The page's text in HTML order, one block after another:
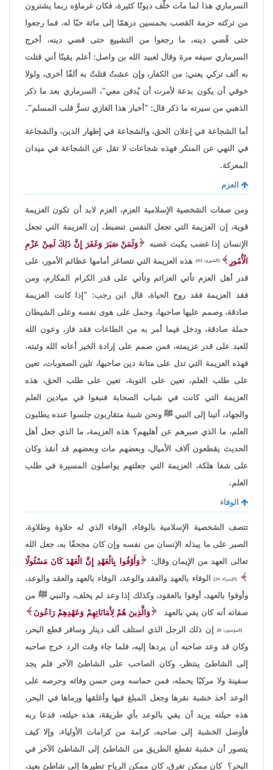
السرماري هذا لما مات خلّف ديونًا كثيرة، فكان غرماؤه ربما يشترون
من تركته حزمة القصب بخمسين درهمًا إلى مائة حبًا له، فما رجعوا
حتى قُضي دينه، ما رجعوا من التشييع حتى قضي دينه، أخرج
السرماري سيفه مرة وقال لعبيد الله بن واصل: أعلم يقينًا أني قتلت
به ألف تركي يعني: من الكفار، وإن عشتُ قتلتُ به ألفًا أخرى، ولولا
خوفي أن يكون بدعة لأمرت أن يُدفن معي"، السرماري بعد ما ذكر
الذهبي من سيرته ما ذكر قال: "أخبار هذا الغازي تسرُّ قلب المسلم".
أما الشجاعة في إعلان الحق، والشجاعة في إظهار الدين، والشجاعة
في النهي عن المنكر فهذه شجاعات لا تقل عن الشجاعة في ميدان
المعركة.
العزم
ومن صفات الشخصية الإسلامية العزم، العزم لابد أن تكون العزيمة
قوية، إن العزيمة التي تجعل النفس تنضبط، إن العزيمة التي تجعل
الإنسان إذا غضب يكبت غضبه
وَلَمَنْ صَبَرَ وَغَفَرَ إِنَّ ذَلِكَ لَمِنْ عَزْمِ
الْأُمُورِ
[الشورى: 43]،
هذه العزيمة التي تتصاغر أمامها عظائم الأمور، على
قدر أهل العزم تأتي العزائم وتأتي على قدر الكرام المكارم، ومن
فقد العزيمة فقد روح الحياة، قال ابن رجب: "إذا كانت العزيمة
صادقة، وصمم عليها صاحبها، وحمل على هوى نفسه وعلى الشيطان
حملة صادقة، ودخل فيما أمر به من الطاعات فقد فاز، وعون الله
للعبد على قدر عزيمته، فمن صمم على إرادة الخير أعانه الله وثبته،
فهذه العزيمة التي تدل على متانة دين صاحبها، تلين الصعوبات، تعين
على طلب العلم، تعين على التوبة، تعين على طلب الحق، هذه
العزيمة التي كانت في شباب الصحابة فنبغوا في ميادين العلم
والجهاد، أتينا إلى النبي ﷺ ونحن شببة متقاربون جلسوا عنده يطلبون
العلم، ما الذي صبرهم عن أهليهم؟ هذه العزيمة، ما الذي جعل أهل
الحديث يقطعون آلاف الأميال، وبعضهم مات وبعضهم قد أنقذ وكان
على شفا هلكة، العزيمة التي جعلتهم يواصلون المسيرة في طلب
العلم.
الوفاء
تتصف الشخصية الإسلامية بالوفاء، الوفاء الذي له حلاوة وطلاوة،
الصبر على ما يبذله الإنسان من نفسه وإن كان مجحفًا به، جعل الله
تعالى العهد من الإيمان وقال:
وَأَوْفُوا بِالْعَهْدِ إِنَّ الْعَهْدَ كَانَ مَسْئُولًا
[الإسراء: 34]،
الوفاء بالعهد والعقد والوعد، الوفاء بالعهد والعقد والوعد،
وأوفوا بالعهد، أوفوا بالعقود، وكذلك إذا وعد لم يخلف، والنبي ﷺ من
صفاته أنه كان يفي بالعهد
وَالَّذِينَ هُمْ لِأَمَانَاتِهِمْ وَعَهْدِهِمْ رَاعُونَ
[المؤمنون: 8]،
إن ذلك الرجل الذي استلف ألف دينار وسافر قطع البحر،
وكان قد وعد صاحبه أن يردها إليه، فلما جاء وقت الرد خرج صاحبه
إلى الشاطئ ينتظر، وكان الصاحب على الشاطئ الآخر فلم يجد
سفينة ولا مركبًا يحمله، فمن حماسه ومن حسن وفائه وحرصه على
الوعد أخذ خشبة نقرها وجعل المبلغ فيها وأغلقها ورماها في البحر،
هذه حيلته يريد أن يفي بالوعد بأي طريقة، هذه حيلته، فدعا ربه
فأوصل الخشبة إلى صاحبه، كرامة من كرامات الأولياء، وإلا كيف
يتصور أن خشبة تقطع الطريق من الشاطئ إلى الشاطئ الآخر في
البحر؟ كان ممكن تغرق، كان ممكن الرياح تطيرها إلى شاطئ بعيد،